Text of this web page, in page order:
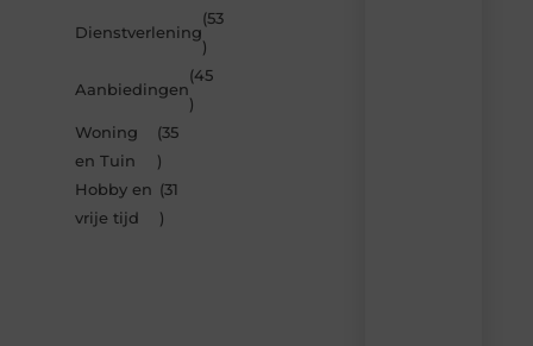
Dienstverlening
(53
)
Aanbiedingen
(45
)
Woning
en Tuin
(35
)
Hobby en
vrije tijd
(31
)